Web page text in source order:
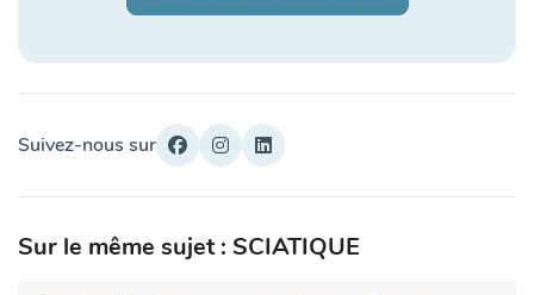
Suivez-nous sur
Sur le même sujet : SCIATIQUE